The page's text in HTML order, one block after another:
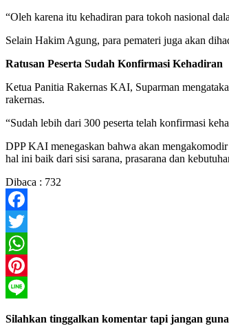
“Oleh karena itu kehadiran para tokoh nasional
Selain Hakim Agung, para pemateri juga akan
Ratusan Peserta Sudah Konfirmasi Kehadiran
Ketua Panitia Rakernas KAI, Suparman
rakernas.
“Sudah lebih dari 300 peserta telah konfirmasi
DPP KAI menegaskan bahwa akan
hal ini baik dari sisi sarana, prasarana dan
Dibaca : 732
Facebook
Twitter
WhatsApp
Pinterest
Silahkan tinggalkan komentar tapi jangan